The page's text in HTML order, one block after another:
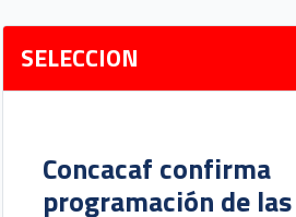
SELECCION
Concacaf confirma
programación de